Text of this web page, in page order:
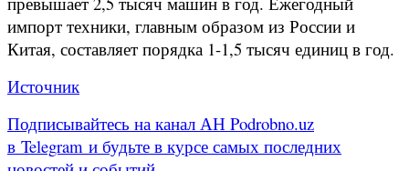
импорт техники, главным образом из России и
Китая, составляет порядка 1-1,5 тысяч единиц в год.
Источник
Подписывайтесь на канал АН Podrobno.uz
в Telegram и будьте в курсе самых последних